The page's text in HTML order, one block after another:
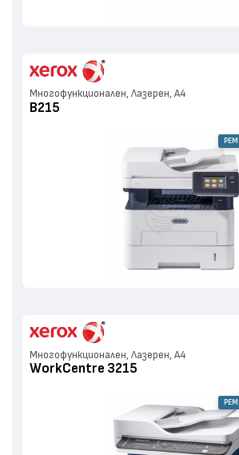
Многофункционален, Лазерен, А4
B215
Многофункционален, Лазерен, А4
WorkCentre 3215